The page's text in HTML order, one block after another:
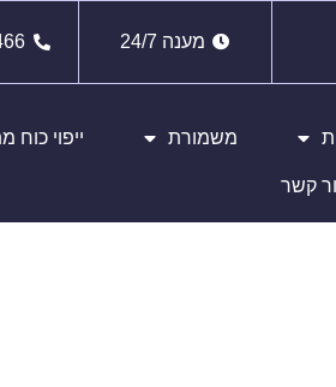
מענה 24/7
משמורת ייפוי
קשר